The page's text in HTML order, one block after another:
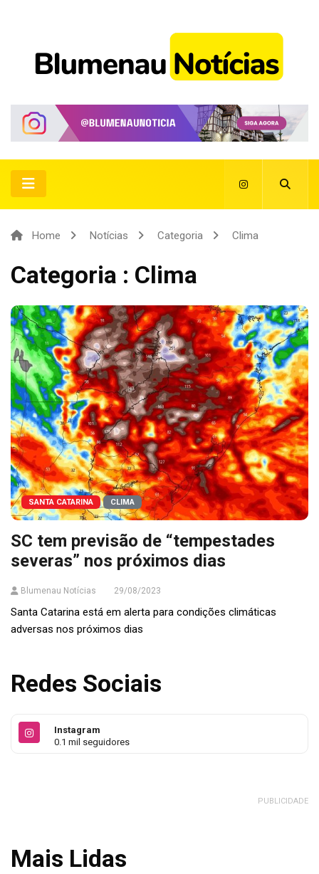
Home Notícias Categoria Clima
Categoria : Clima
SANTA CATARINA CLIMA
SC tem previsão de “tempestades
severas” nos próximos dias
Blumenau Notícias 29/08/2023
Santa Catarina está em alerta para condições climáticas
adversas nos próximos dias
Redes Sociais
Instagram
0.1 mil seguidores
PUBLICIDADE
Mais Lidas